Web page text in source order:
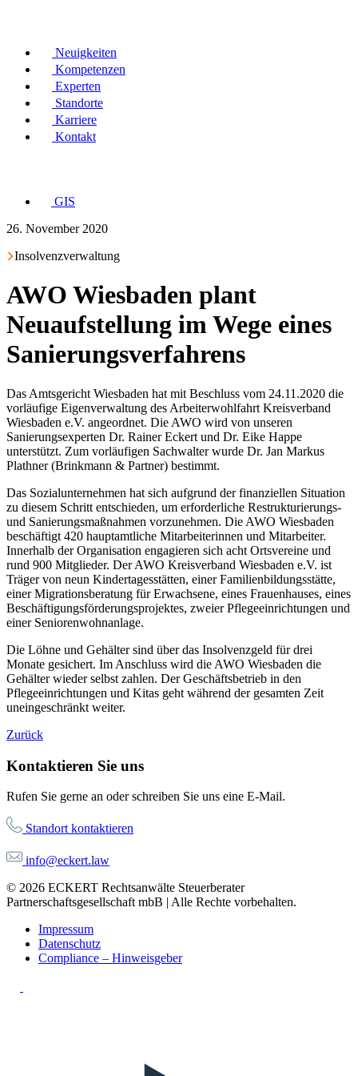
Neuigkeiten
Kompetenzen
Experten
Standorte
Karriere
Kontakt
GIS
26. November 2020
Insolvenzverwaltung
AWO Wiesbaden plant
Neuaufstellung im Wege eines
Sanierungsverfahrens
Das Amtsgericht Wiesbaden hat mit Beschluss vom 24.11.2020 die
vorläufige Eigenverwaltung des Arbeiterwohlfahrt Kreisverband
Wiesbaden e.V. angeordnet. Die AWO wird von unseren
Sanierungsexperten Dr. Rainer Eckert und Dr. Eike Happe
unterstützt. Zum vorläufigen Sachwalter wurde Dr. Jan Markus
Plathner (Brinkmann & Partner) bestimmt.
Das Sozialunternehmen hat sich aufgrund der finanziellen Situation
zu diesem Schritt entschieden, um erforderliche Restrukturierungs-
und Sanierungsmaßnahmen vorzunehmen. Die AWO Wiesbaden
beschäftigt 420 hauptamtliche Mitarbeiterinnen und Mitarbeiter.
Innerhalb der Organisation engagieren sich acht Ortsvereine und
rund 900 Mitglieder. Der AWO Kreisverband Wiesbaden e.V. ist
Träger von neun Kindertagesstätten, einer Familienbildungsstätte,
einer Migrationsberatung für Erwachsene, eines Frauenhauses, eines
Beschäftigungsförderungsprojektes, zweier Pflegeeinrichtungen und
einer Seniorenwohnanlage.
Die Löhne und Gehälter sind über das Insolvenzgeld für drei
Monate gesichert. Im Anschluss wird die AWO Wiesbaden die
Gehälter wieder selbst zahlen. Der Geschäftsbetrieb in den
Pflegeeinrichtungen und Kitas geht während der gesamten Zeit
uneingeschränkt weiter.
Zurück
Kontaktieren Sie uns
Rufen Sie gerne an oder schreiben Sie uns eine E-Mail.
Standort kontaktieren
info@eckert.law
© 2026 ECKERT Rechtsanwälte Steuerberater
Partnerschaftsgesellschaft mbB | Alle Rechte vorbehalten.
Impressum
Datenschutz
Compliance – Hinweisgeber